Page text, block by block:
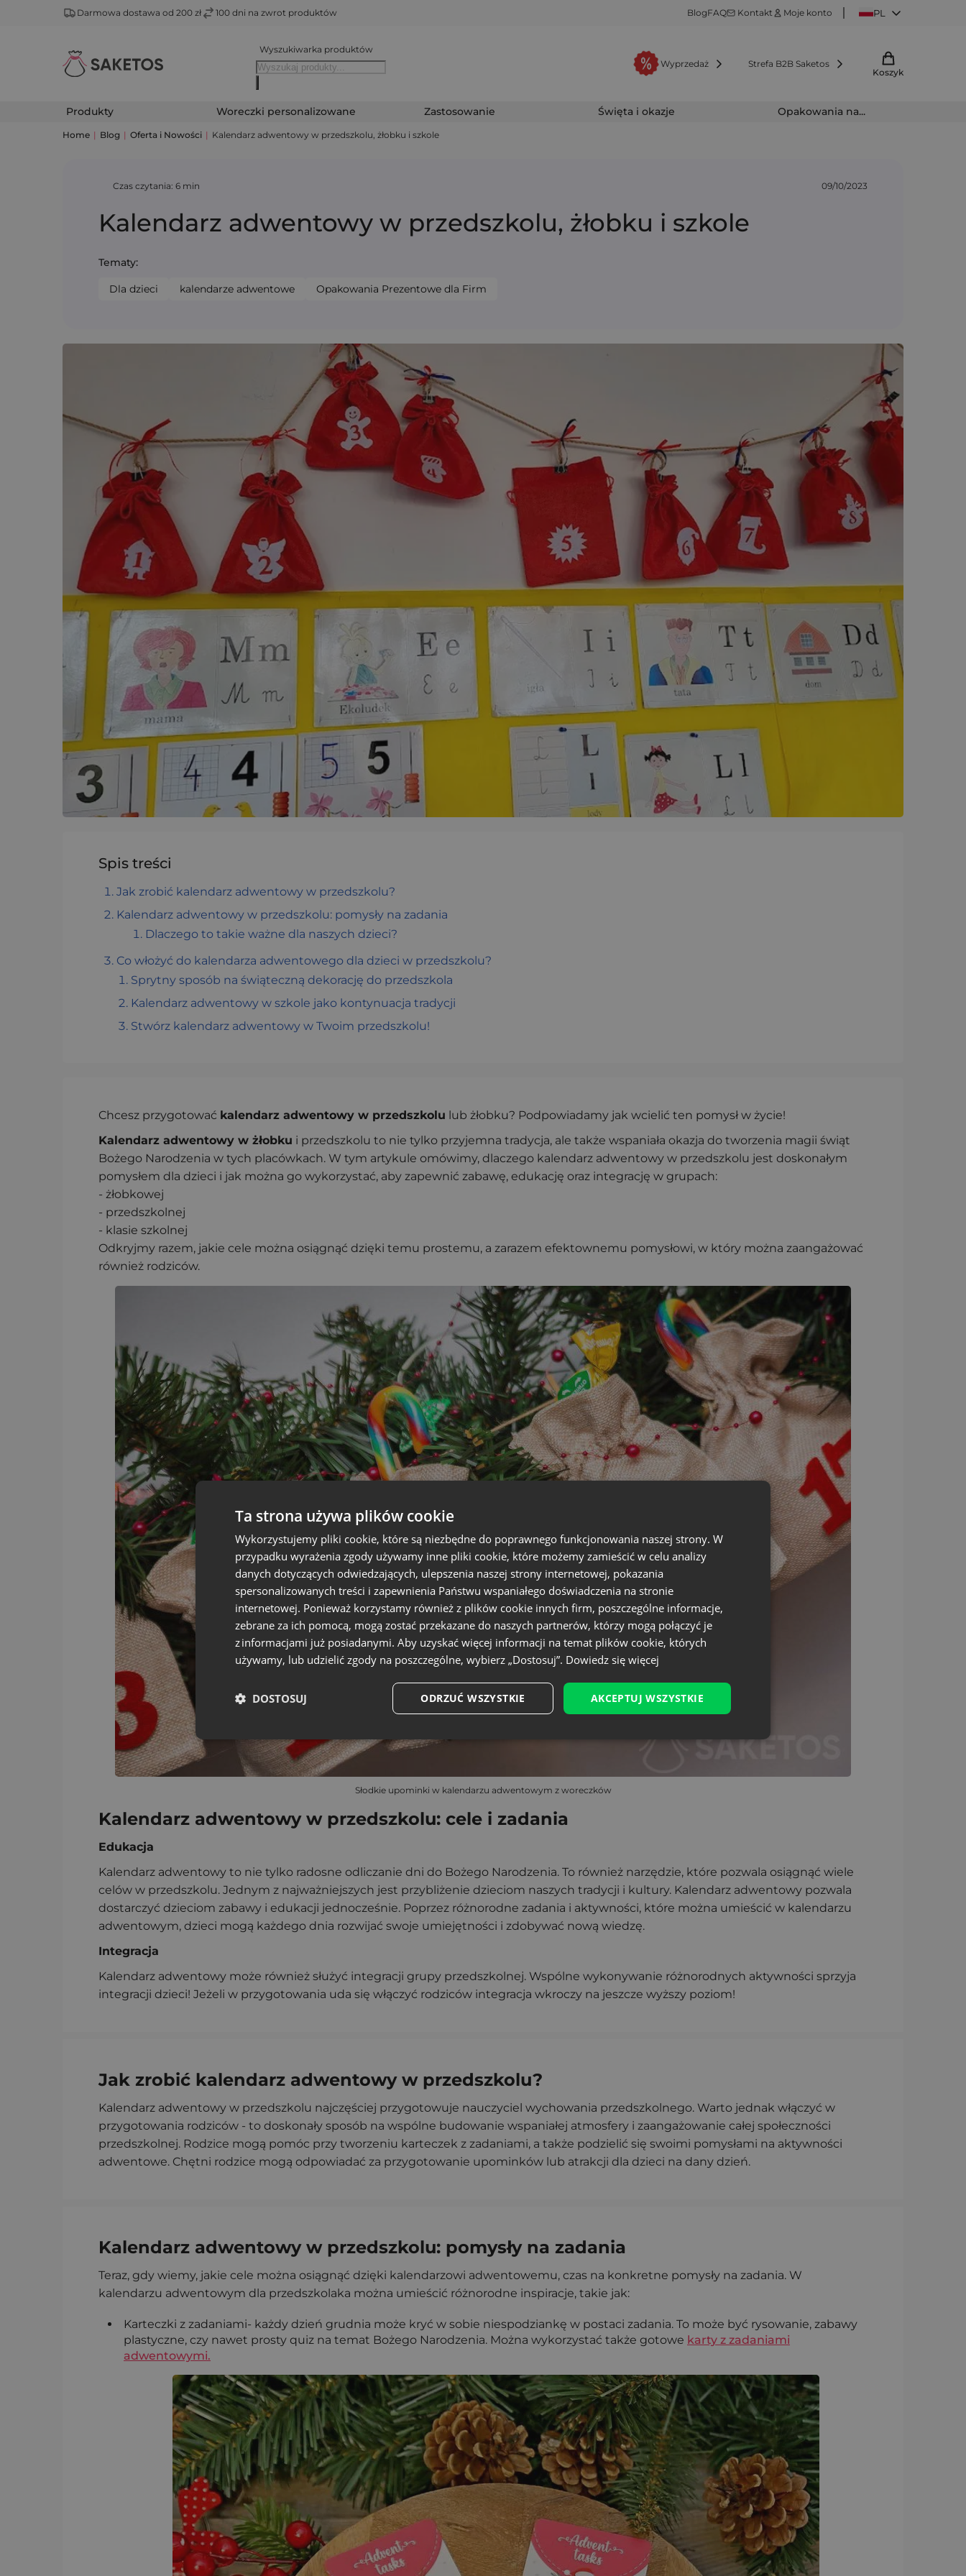
Darmowa dostawa od 200 zł 100 dni na zwrot produktów BlogFAQ Kontakt Moje konto PL
Wyszukiwarka produktów
Wyprzedaż
Strefa B2B Saketos
Koszyk
Produkty Woreczki personalizowane Zastosowanie Święta i okazje Opakowania na...
Home | Blog | Oferta i Nowości | Kalendarz adwentowy w przedszkolu, żłobku i szkole
Czas czytania: 6 min 09/10/2023
Kalendarz adwentowy w przedszkolu, żłobku i szkole
Tematy:
Dla dzieci kalendarze adwentowe Opakowania Prezentowe dla Firm
Spis treści
Jak zrobić kalendarz adwentowy w przedszkolu?
Kalendarz adwentowy w przedszkolu: pomysły na zadania
Dlaczego to takie ważne dla naszych dzieci?
Co włożyć do kalendarza adwentowego dla dzieci w przedszkolu?
Sprytny sposób na świąteczną dekorację do przedszkola
Kalendarz adwentowy w szkole jako kontynuacja tradycji
Stwórz kalendarz adwentowy w Twoim przedszkolu!
Chcesz przygotować kalendarz adwentowy w przedszkolu lub żłobku? Podpowiadamy jak wcielić ten pomysł w życie!
Kalendarz adwentowy w żłobku i przedszkolu to nie tylko przyjemna tradycja, ale także wspaniała okazja do tworzenia magii świąt
Bożego Narodzenia w tych placówkach. W tym artykule omówimy, dlaczego kalendarz adwentowy w przedszkolu jest doskonałym
pomysłem dla dzieci i jak można go wykorzystać, aby zapewnić zabawę, edukację oraz integrację w grupach:
- żłobkowej
- przedszkolnej
- klasie szkolnej
Odkryjmy razem, jakie cele można osiągnąć dzięki temu prostemu, a zarazem efektownemu pomysłowi, w który można zaangażować
również rodziców.
Słodkie upominki w kalendarzu adwentowym z woreczków
Kalendarz adwentowy w przedszkolu: cele i zadania
Edukacja
Kalendarz adwentowy to nie tylko radosne odliczanie dni do Bożego Narodzenia. To również narzędzie, które pozwala osiągnąć wiele
celów w przedszkolu. Jednym z najważniejszych jest przybliżenie dzieciom naszych tradycji i kultury. Kalendarz adwentowy pozwala
dostarczyć dzieciom zabawy i edukacji jednocześnie. Poprzez różnorodne zadania i aktywności, które można umieścić w kalendarzu
adwentowym, dzieci mogą każdego dnia rozwijać swoje umiejętności i zdobywać nową wiedzę.
Integracja
Kalendarz adwentowy może również służyć integracji grupy przedszkolnej. Wspólne wykonywanie różnorodnych aktywności sprzyja
integracji dzieci! Jeżeli w przygotowania uda się włączyć rodziców integracja wkroczy na jeszcze wyższy poziom!
Jak zrobić kalendarz adwentowy w przedszkolu?
Kalendarz adwentowy w przedszkolu najczęściej przygotowuje nauczyciel wychowania przedszkolnego. Warto jednak włączyć w
przygotowania rodziców - to doskonały sposób na wspólne budowanie wspaniałej atmosfery i zaangażowanie całej społeczności
przedszkolnej. Rodzice mogą pomóc przy tworzeniu karteczek z zadaniami, a także podzielić się swoimi pomysłami na aktywności
adwentowe. Chętni rodzice mogą odpowiadać za przygotowanie upominków lub atrakcji dla dzieci na dany dzień.
Kalendarz adwentowy w przedszkolu: pomysły na zadania
Teraz, gdy wiemy, jakie cele można osiągnąć dzięki kalendarzowi adwentowemu, czas na konkretne pomysły na zadania. W
kalendarzu adwentowym dla przedszkolaka można umieścić różnorodne inspiracje, takie jak:
Karteczki z zadaniami- każdy dzień grudnia może kryć w sobie niespodziankę w postaci zadania. To może być rysowanie, zabawy
plastyczne, czy nawet prosty quiz na temat Bożego Narodzenia. Można wykorzystać także gotowe karty z zadaniami
adwentowymi.
Ta strona używa plików cookie
Wykorzystujemy pliki cookie, które są niezbędne do poprawnego funkcjonowania naszej strony. W
przypadku wyrażenia zgody używamy inne pliki cookie, które możemy zamieścić w celu analizy
danych dotyczących odwiedzających, ulepszenia naszej strony internetowej, pokazania
spersonalizowanych treści i zapewnienia Państwu wspaniałego doświadczenia na stronie
internetowej. Ponieważ korzystamy również z plików cookie innych firm, poszczególne informacje,
zebrane za ich pomocą, mogą zostać przekazane do naszych partnerów, którzy mogą połączyć je
z informacjami już posiadanymi. Aby uzyskać więcej informacji na temat plików cookie, których
używamy, lub udzielić zgody na poszczególne, wybierz „Dostosuj”. Dowiedz się więcej
AKCEPTUJ WSZYSTKIE
ODRZUĆ WSZYSTKIE
DOSTOSUJ